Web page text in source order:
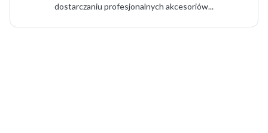
dostarczaniu profesjonalnych akcesoriów...